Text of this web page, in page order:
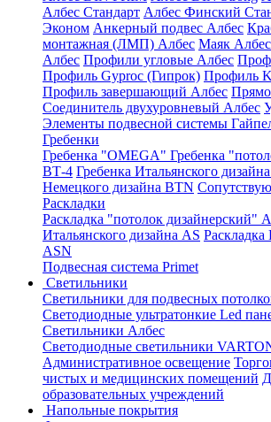
Албес Стандарт Албес Финский
Эконом Анкерный подвес Албес
монтажная (ЛМП) Албес Маяк Албес
Албес Профили угловые Албес
Профиль Gyproc (Гипрок) Профиль
Профиль завершающий Албес
Соединитель двухуровневый Албес
Элементы подвесной системы
Гребенки
Гребенка "OMEGA" Гребенка
ВТ-4 Гребенка Итальянского
Немецкого дизайна ВТN
Раскладки
Раскладка "потолок дизайнерский"
Итальянского дизайна AS Раскладка
АSN
Подвесная система Primet
Светильники
Светильники для подвесных
Светодиодные ультратонкие Led
Светильники Албес
Светодиодные светильники
Административное освещение
чистых и медицинских помещений
образовательных учреждений
Напольные покрытия